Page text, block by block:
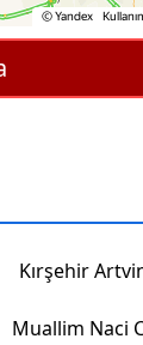
Kırşehir
Muallim Naci